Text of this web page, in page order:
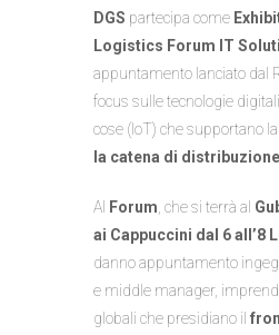
DGS partecipa come
Logistics Forum IT
appuntamento lanciato dal
focus sulle tecnologie
cose (IoT) che supportano la
la catena di
Al Forum , che si terrà al
ai Cappuccini dal 6 all’8
danno appuntamento
e middle manager,
globali che presidiano il